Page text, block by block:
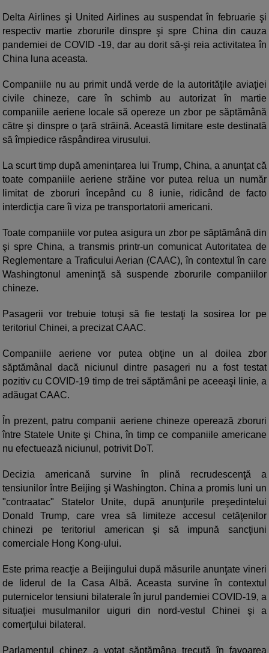
Delta Airlines şi United Airlines au suspendat în februarie şi
respectiv martie zborurile dinspre şi spre China din cauza
pandemiei de COVID -19, dar au dorit să-şi reia activitatea în
China luna aceasta.
Companiile nu au primit undă verde de la autorităţile aviaţiei
civile chineze, care în schimb au autorizat în martie
companiile aeriene locale să opereze un zbor pe săptămână
către şi dinspre o ţară străină. Această limitare este destinată
să împiedice răspândirea virusului.
La scurt timp după amenințarea lui Trump, China, a anunţat că
toate companiile aeriene străine vor putea relua un număr
limitat de zboruri începând cu 8 iunie, ridicând de facto
interdicţia care îi viza pe transportatorii americani.
Toate companiile vor putea asigura un zbor pe săptămână din
şi spre China, a transmis printr-un comunicat Autoritatea de
Reglementare a Traficului Aerian (CAAC), în contextul în care
Washingtonul ameninţă să suspende zborurile companiilor
chineze.
Pasagerii vor trebuie totuşi să fie testaţi la sosirea lor pe
teritoriul Chinei, a precizat CAAC.
Companiile aeriene vor putea obţine un al doilea zbor
săptămânal dacă niciunul dintre pasageri nu a fost testat
pozitiv cu COVID-19 timp de trei săptămâni pe aceeaşi linie, a
adăugat CAAC.
În prezent, patru companii aeriene chineze operează zboruri
între Statele Unite şi China, în timp ce companiile americane
nu efectuează niciunul, potrivit DoT.
Decizia americană survine în plină recrudescenţă a
tensiunilor între Beijing şi Washington. China a promis luni un
"contraatac" Statelor Unite, după anunţurile preşedintelui
Donald Trump, care vrea să limiteze accesul cetăţenilor
chinezi pe teritoriul american şi să impună sancţiuni
comerciale Hong Kong-ului.
Este prima reacţie a Beijingului după măsurile anunţate vineri
de liderul de la Casa Albă. Aceasta survine în contextul
puternicelor tensiuni bilaterale în jurul pandemiei COVID-19, a
situaţiei musulmanilor uiguri din nord-vestul Chinei şi a
comerţului bilateral.
Parlamentul chinez a votat săptămâna trecută în favoarea